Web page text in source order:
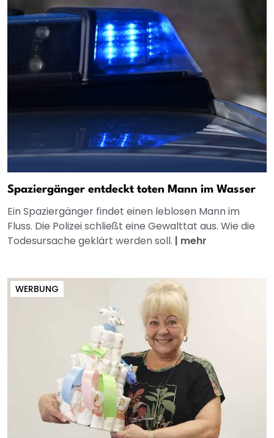
Spaziergänger entdeckt toten Mann im Wasser
Ein Spaziergänger findet einen leblosen Mann im
Fluss. Die Polizei schließt eine Gewalttat aus. Wie die
Todesursache geklärt werden soll. | mehr
WERBUNG